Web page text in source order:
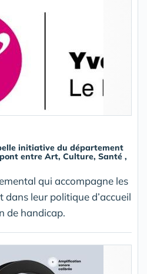
initiative du département
entre Art, Culture, Santé ,
qui accompagne les
dans leur politique d’accueil
de handicap.